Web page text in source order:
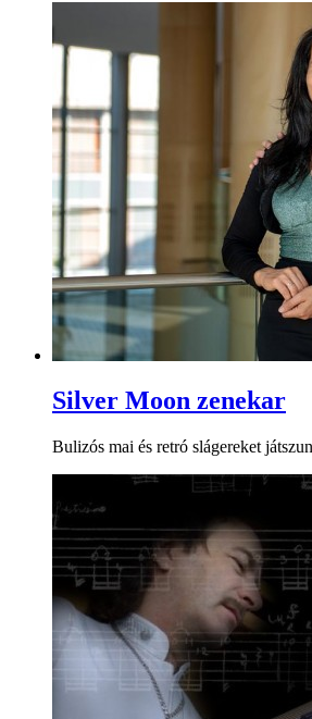
Silver Moon zenekar
Bulizós mai és retró slágereket